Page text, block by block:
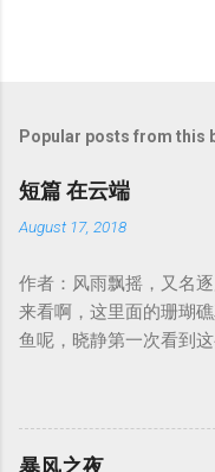
t
C
o
m
n
t
Popular posts from this
短篇 在云端
August 17, 2018
作者：风雨飘摇，又名
来看啊，这里面的珊瑚
鱼呢，晓静第一次看到
错吧，塞班岛漂亮吧！
的，当初我和你妈就在
笑容。自己的妻子当年
暴风之夜